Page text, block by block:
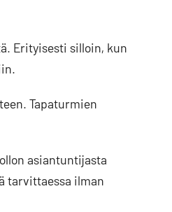
Erityisesti silloin, kun
Tapaturmien
asiantuntijasta
tarvittaessa ilman